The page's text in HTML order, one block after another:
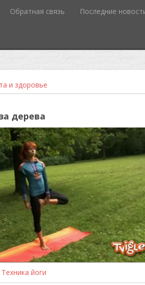
Обратная связь Последние
и здоровье
дерева
Техника йоги